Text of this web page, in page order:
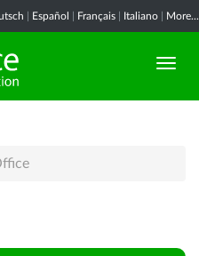
Español Français Italiano More...